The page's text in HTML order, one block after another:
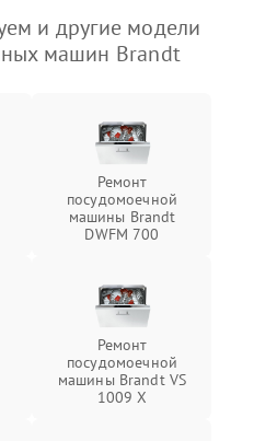
и другие модели
машин Brandt
Ремонт
посудомоечной
машины Brandt
DWFM 700
Ремонт
посудомоечной
машины Brandt VS
1009 X